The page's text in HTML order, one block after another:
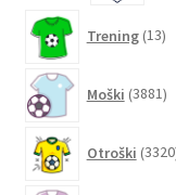
Trening 13
Moški 3881
Otroški 3320